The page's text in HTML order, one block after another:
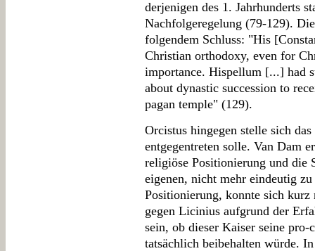
derjenigen des 1. Jahrhunderts
Nachfolgeregelung (79-129).
folgendem Schluss: "His
Christian orthodoxy, even for
importance. Hispellum [...] had
about dynastic succession to
pagan temple" (129).
Orcistus hingegen stelle sich
entgegentreten solle. Van Dam
religiöse Positionierung und die
eigenen, nicht mehr eindeutig
Positionierung, konnte sich
gegen Licinius aufgrund der
sein, ob dieser Kaiser seine
tatsächlich beibehalten würde.